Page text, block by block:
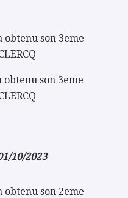
obtenu son 3eme
obtenu son 3eme
10/2023
obtenu son 2eme